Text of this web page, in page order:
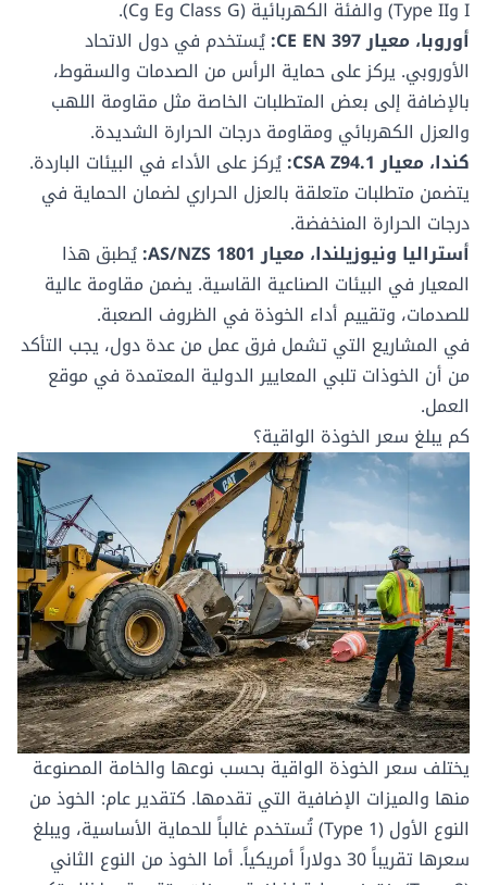
I وType II) والفئة الكهربائية (Class G وE وC).
أوروبا، معيار CE EN 397:
يُستخدم في دول الاتحاد
الأوروبي. يركز على حماية الرأس من الصدمات والسقوط،
بالإضافة إلى بعض المتطلبات الخاصة مثل مقاومة اللهب
والعزل الكهربائي ومقاومة درجات الحرارة الشديدة.
كندا، معيار CSA Z94.1:
يُركز على الأداء في البيئات الباردة.
يتضمن متطلبات متعلقة بالعزل الحراري لضمان الحماية في
درجات الحرارة المنخفضة.
أستراليا ونيوزيلندا، معيار AS/NZS 1801:
يُطبق هذا
المعيار في البيئات الصناعية القاسية. يضمن مقاومة عالية
للصدمات، وتقييم أداء الخوذة في الظروف الصعبة.
في المشاريع التي تشمل فرق عمل من عدة دول، يجب التأكد
من أن الخوذات تلبي المعايير الدولية المعتمدة في موقع
العمل.
كم يبلغ سعر الخوذة الواقية؟
يختلف سعر الخوذة الواقية بحسب نوعها والخامة المصنوعة
منها والميزات الإضافية التي تقدمها. كتقدير عام: الخوذ من
النوع الأول (Type 1) تُستخدم غالباً للحماية الأساسية، ويبلغ
سعرها تقريباً 30 دولاراً أمريكياً. أما الخوذ من النوع الثاني